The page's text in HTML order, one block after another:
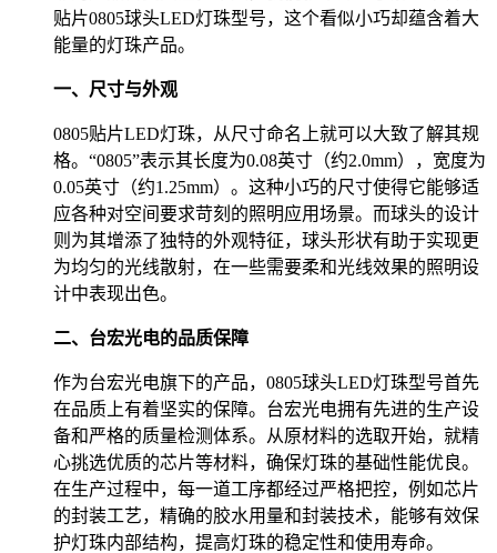
贴片0805球头LED灯珠型号，这个看似小巧却蕴含着大
能量的灯珠产品。
一、尺寸与外观
0805贴片LED灯珠，从尺寸命名上就可以大致了解其规
格。“0805”表示其长度为0.08英寸（约2.0mm），宽度为
0.05英寸（约1.25mm）。这种小巧的尺寸使得它能够适
应各种对空间要求苛刻的照明应用场景。而球头的设计
则为其增添了独特的外观特征，球头形状有助于实现更
为均匀的光线散射，在一些需要柔和光线效果的照明设
计中表现出色。
二、台宏光电的品质保障
作为台宏光电旗下的产品，0805球头LED灯珠型号首先
在品质上有着坚实的保障。台宏光电拥有先进的生产设
备和严格的质量检测体系。从原材料的选取开始，就精
心挑选优质的芯片等材料，确保灯珠的基础性能优良。
在生产过程中，每一道工序都经过严格把控，例如芯片
的封装工艺，精确的胶水用量和封装技术，能够有效保
护灯珠内部结构，提高灯珠的稳定性和使用寿命。